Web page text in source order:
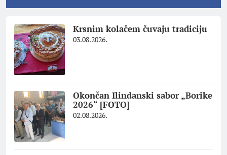
Krsnim kolačem čuvaju tradiciju
03.08.2026.
Okončan Ilindanski sabor „Borike
2026“ [FOTO]
02.08.2026.